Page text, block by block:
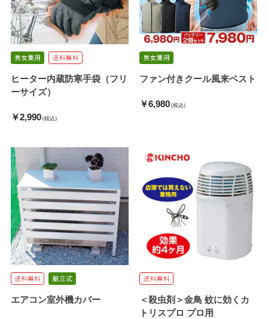
ヒーター内蔵防寒手袋（フリ
ーサイズ）
￥2,990 (税込)
ファン付きクール風来ベスト
￥6,980 (税込)
エアコン室外機カバー
＜殺虫剤＞金鳥 蚊に効くカ
トリスプロ プロ用